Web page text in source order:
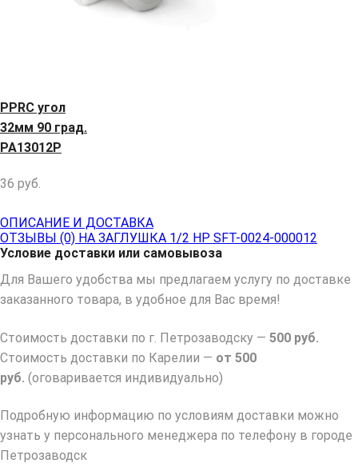
РРRC угол
32мм 90 град.
PA13012P
36 руб.
ОПИСАНИЕ И ДОСТАВКА
ОТЗЫВЫ (0) НА ЗАГЛУШКА 1/2 НР SFT-0024-000012
Условие доставки или самовывоза
Для Вашего удобства мы предлагаем услугу по доставке
заказанного товара, в удобное для Вас время!
Стоимость доставки по г. Петрозаводску — 500 руб.
Стоимость доставки по Карелии — от 500
руб. (оговаривается индивидуально)
Подробную информацию по условиям доставки можно
узнать у персонального менеджера по телефону в городе
Петрозаводск